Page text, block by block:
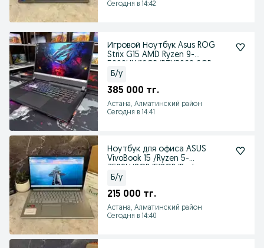
Сегодня в 14:42
Игровой Ноутбук Asus ROG
Strix G15 AMD Ryzen 9-
Б/у
385 000 тг.
Астана, Алматинский район
Сегодня в 14:41
Ноутбук для офиса ASUS
VivoBook 15 /Ryzen 5-
Б/у
215 000 тг.
Астана, Алматинский район
Сегодня в 14:40